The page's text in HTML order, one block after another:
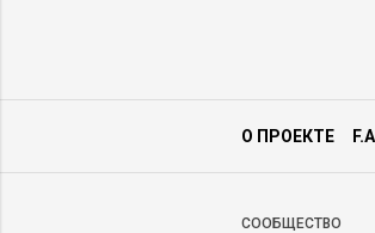
О ПРОЕКТЕ
CООБЩЕСТВО